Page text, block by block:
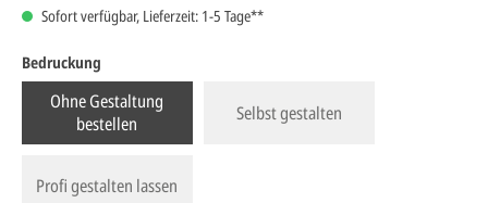
Sofort verfügbar, Lieferzeit: 1-5 Tage**
Bedruckung
Ohne Gestaltung
bestellen
Selbst gestalten
Profi gestalten lassen